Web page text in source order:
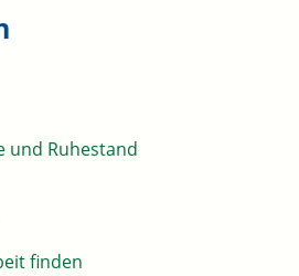
und Ruhestand
finden